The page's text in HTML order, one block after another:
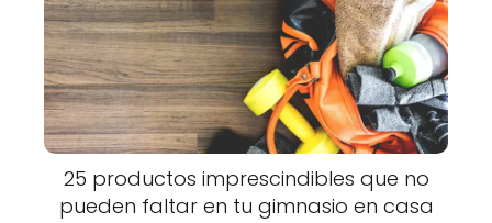
25 productos imprescindibles que no
pueden faltar en tu gimnasio en casa